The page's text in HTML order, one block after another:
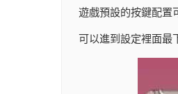
遊戲預設的按鍵配置
可以進到設定裡面最